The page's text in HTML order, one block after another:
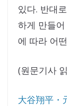
있다. 반대
하게 만들
에 따라 어
(원문기사
大谷翔平・